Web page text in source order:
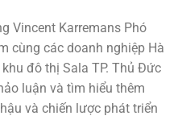
Vincent Karremans Phó
cùng các doanh nghiệp Hà
đô thị Sala TP. Thủ Đức
luận và tìm hiểu thêm
và chiến lược phát triển